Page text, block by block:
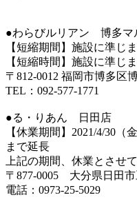
●わらびルリアン 博多マ
【短縮期間】施設に準じま
【短縮時間】施設に準じま
〒812-0012 福岡市博多区
TEL：092-577-1771
●る・りあん 日田店
【休業期間】2021/4/30（
まで延長
上記の期間、休業とさせ
〒877-0005 大分県日田市
電話：0973-25-5029